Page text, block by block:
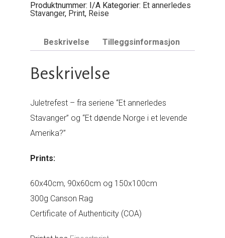
Produktnummer: I/A Kategorier: Et annerledes
Stavanger, Print, Reise
Beskrivelse Tilleggsinformasjon
Beskrivelse
Juletrefest – fra seriene “Et annerledes
Stavanger” og “Et døende Norge i et levende
Amerika?”
Prints:
60x40cm, 90x60cm og 150x100cm
300g Canson Rag
Certificate of Authenticity (COA)